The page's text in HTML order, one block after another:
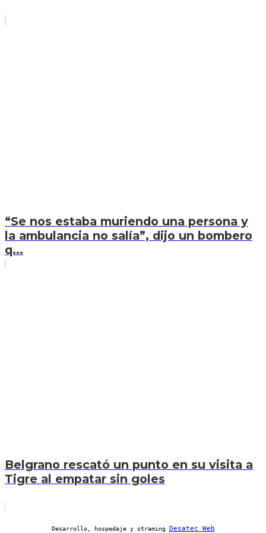
“Se nos estaba muriendo una persona y
la ambulancia no salía”, dijo un bombero
q...
Belgrano rescató un punto en su visita a
Tigre al empatar sin goles
Desarrollo, hospedaje y straming Desatec Web